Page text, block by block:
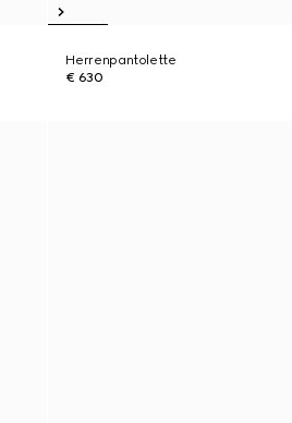
Herrenpantolette
€ 630